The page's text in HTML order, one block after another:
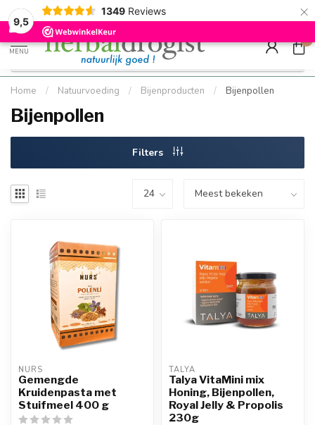
9,5
1349 Reviews ×
Kostenloser DE-Versand ab Mindestbestellwert |
Schnell geliefert
Minimum
Hızlı
MENU
0
Home / Natuurvoeding / Bijenproducten / Bijenpollen
Bijenpollen
Filters
NURS
Gemengde
Kruidenpasta met
Stuifmeel 400 g
TALYA
Talya VitaMini mix
Honing, Bijenpollen,
Royal Jelly & Propolis
230g